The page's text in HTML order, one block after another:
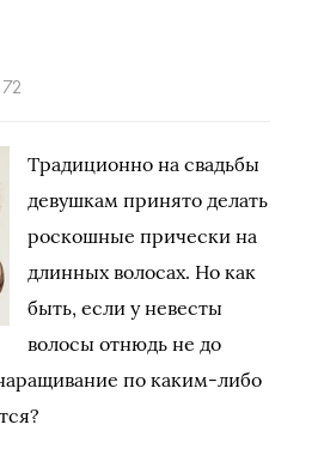
72
Традиционно на свадьбы
девушкам принято делать
роскошные прически на
длинных волосах. Но как
быть, если у невесты
волосы отнюдь не до
по каким-либо